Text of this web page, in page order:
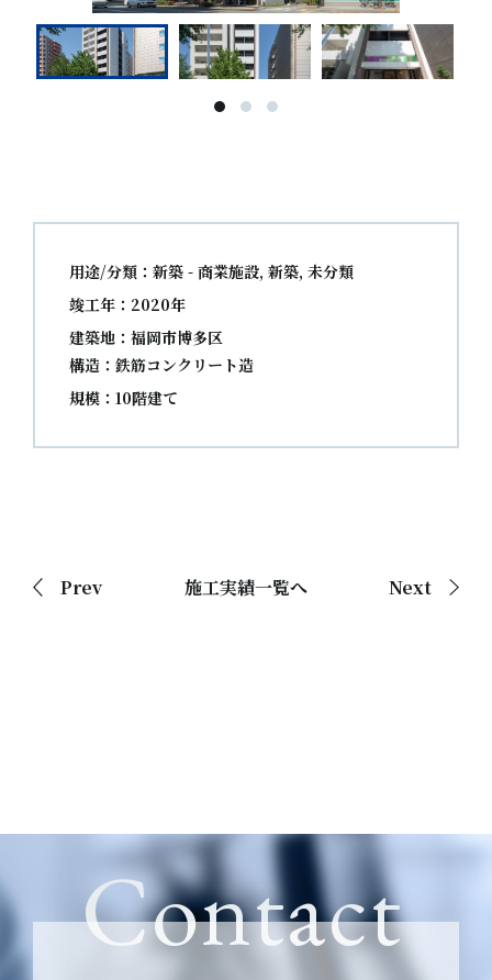
用途/分類：新築 - 商業施設, 新築, 未分類
竣工年：2020年
建築地：福岡市博多区
構造：鉄筋コンクリート造
規模：10階建て
Next
施工実績一覧へ
Prev
Contact